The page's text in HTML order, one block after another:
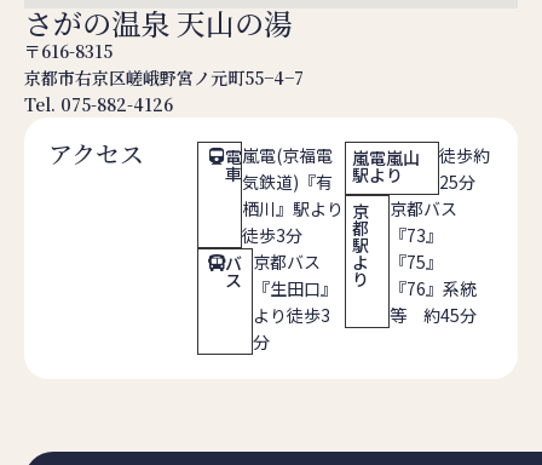
さがの温泉 天山の湯
〒616-8315
京都市右京区嵯峨野宮ノ元町55−4−7
Tel. 075-882-4126
アクセス 電
車
嵐電(京福電
気鉄道)『有
栖川』駅より
徒歩3分
バ
ス
京都バス
『生田口』
より徒歩3
分
嵐電嵐山
駅より
徒歩約
25分
京
都
駅
よ
り
京都バス
『73』
『75』
『76』系統
等 約45分